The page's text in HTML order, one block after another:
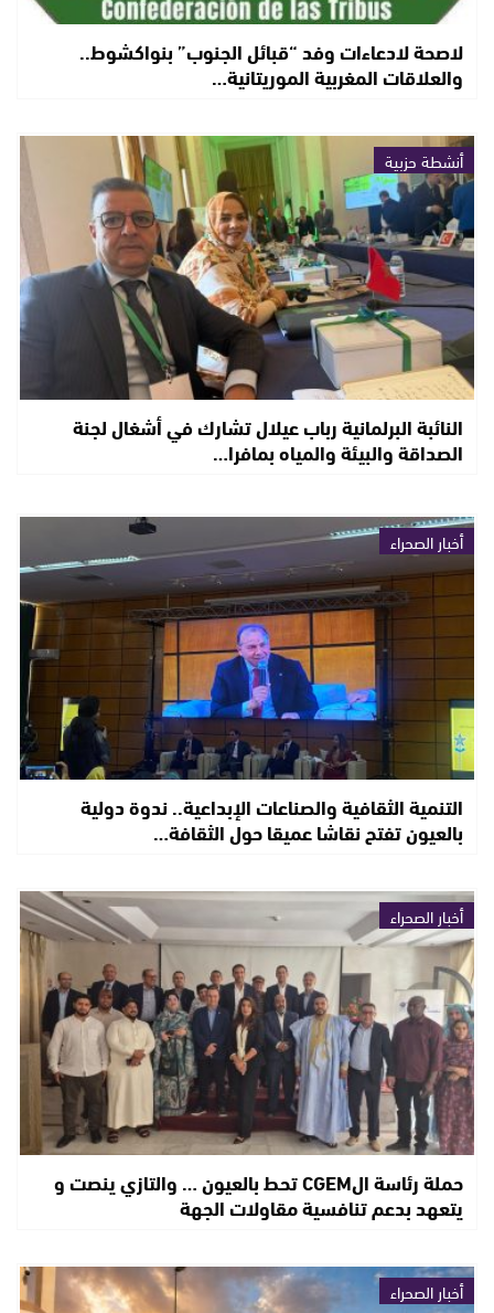
لاصحة لادعاءات وفد “قبائل الجنوب” بنواكشوط..
والعلاقات المغربية الموريتانية…
أنشطة حزبية
النائبة البرلمانية رباب عيلال تشارك في أشغال لجنة
الصداقة والبيئة والمياه بمافرا…
أخبار الصحراء
التنمية الثقافية والصناعات الإبداعية.. ندوة دولية
بالعيون تفتح نقاشا عميقا حول الثقافة…
أخبار الصحراء
حملة رئاسة الCGEM تحط بالعيون … والتازي ينصت و
يتعهد بدعم تنافسية مقاولات الجهة
أخبار الصحراء